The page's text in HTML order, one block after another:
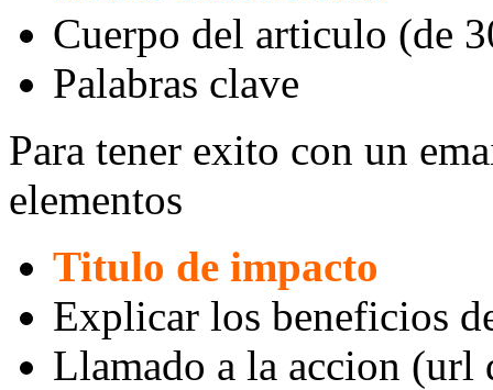
Cuerpo del articulo (de
Palabras clave
Para tener exito con un
elementos
Titulo de impacto
Explicar los beneficios
Llamado a la accion